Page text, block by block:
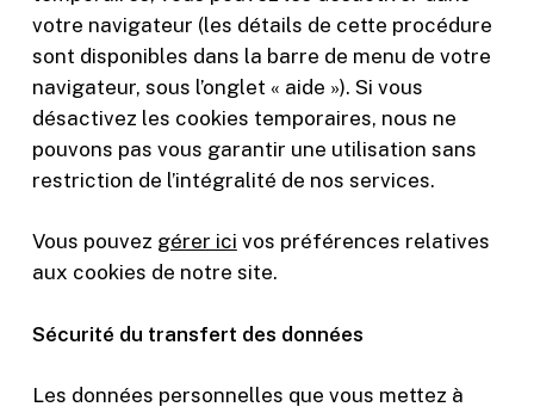
votre navigateur (les détails de cette procédure
sont disponibles dans la barre de menu de votre
navigateur, sous l’onglet « aide »). Si vous
désactivez les cookies temporaires, nous ne
pouvons pas vous garantir une utilisation sans
restriction de l’intégralité de nos services.
Vous pouvez gérer ici vos préférences relatives
aux cookies de notre site.
Sécurité du transfert des données
Les données personnelles que vous mettez à